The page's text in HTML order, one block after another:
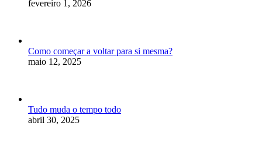
fevereiro 1, 2026
Como começar a voltar para si mesma?
maio 12, 2025
Tudo muda o tempo todo
abril 30, 2025